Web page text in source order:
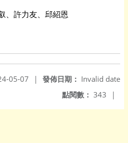
、許力友、邱紹恩
發佈日期： Invalid date
05-07
|
點閱數： 343 |